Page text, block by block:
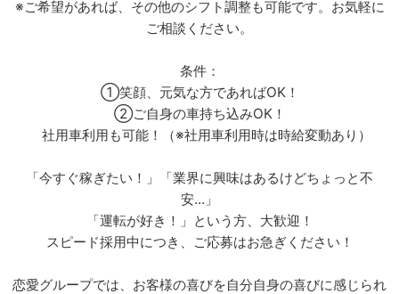
※ご希望があれば、その他のシフト調整も可能です。お気軽に
ご相談ください。
条件：
①笑顔、元気な方であればOK！
②ご自身の車持ち込みOK！
社用車利用も可能！（※社用車利用時は時給変動あり）
「今すぐ稼ぎたい！」「業界に興味はあるけどちょっと不
安...」
「運転が好き！」という方、大歓迎！
スピード採用中につき、ご応募はお急ぎください！
恋愛グループでは、お客様の喜びを自分自身の喜びに感じられ